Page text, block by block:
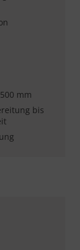
mm
bis